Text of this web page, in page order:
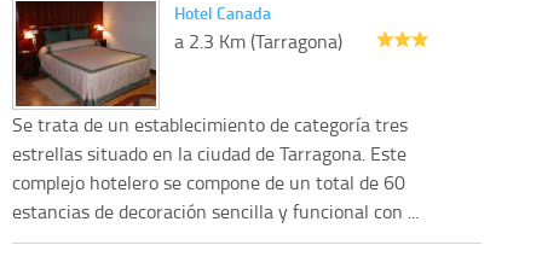
Hotel Canada
a 2.3 Km (Tarragona)
Se trata de un establecimiento de categoría tres
estrellas situado en la ciudad de Tarragona. Este
complejo hotelero se compone de un total de 60
estancias de decoración sencilla y funcional con ...